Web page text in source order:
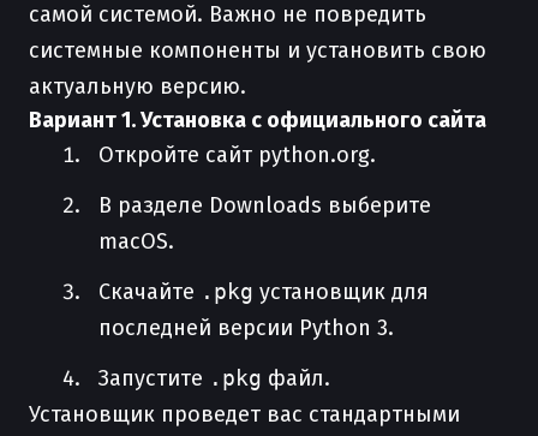
самой системой. Важно не повредить
системные компоненты и установить свою
актуальную версию.
Вариант 1. Установка с официального сайта
Откройте сайт python.org.
В разделе Downloads выберите
macOS.
Скачайте .pkg установщик для
последней версии Python 3.
Запустите .pkg файл.
Установщик проведет вас стандартными